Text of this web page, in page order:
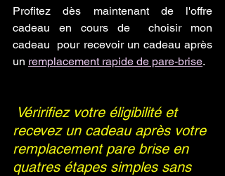
Profitez dès maintenant de l'offre
cadeau en cours de  choisir mon
cadeau  pour recevoir un cadeau après
un remplacement rapide de pare-brise.
Véririfiez votre éligibilité et
recevez un cadeau après votre
remplacement pare brise en
quatres étapes simples sans